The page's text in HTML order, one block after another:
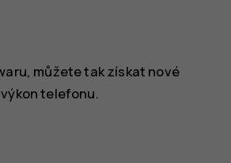
můžete tak získat nové
telefonu.